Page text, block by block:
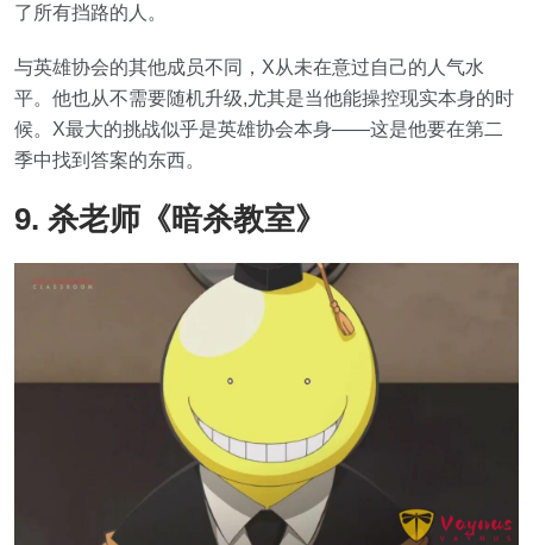
了所有挡路的人。
与英雄协会的其他成员不同，X从未在意过自己的人气水
平。他也从不需要随机升级,尤其是当他能操控现实本身的时
候。X最大的挑战似乎是英雄协会本身——这是他要在第二
季中找到答案的东西。
9. 杀老师《暗杀教室》